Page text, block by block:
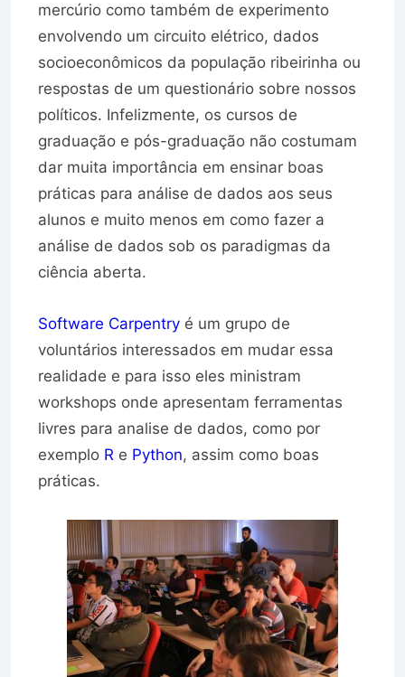
mercúrio como também de experimento
envolvendo um circuito elétrico, dados
socioeconômicos da população ribeirinha ou
respostas de um questionário sobre nossos
políticos. Infelizmente, os cursos de
graduação e pós-graduação não costumam
dar muita importância em ensinar boas
práticas para análise de dados aos seus
alunos e muito menos em como fazer a
análise de dados sob os paradigmas da
ciência aberta.
Software Carpentry é um grupo de
voluntários interessados em mudar essa
realidade e para isso eles ministram
workshops onde apresentam ferramentas
livres para analise de dados, como por
exemplo R e Python, assim como boas
práticas.